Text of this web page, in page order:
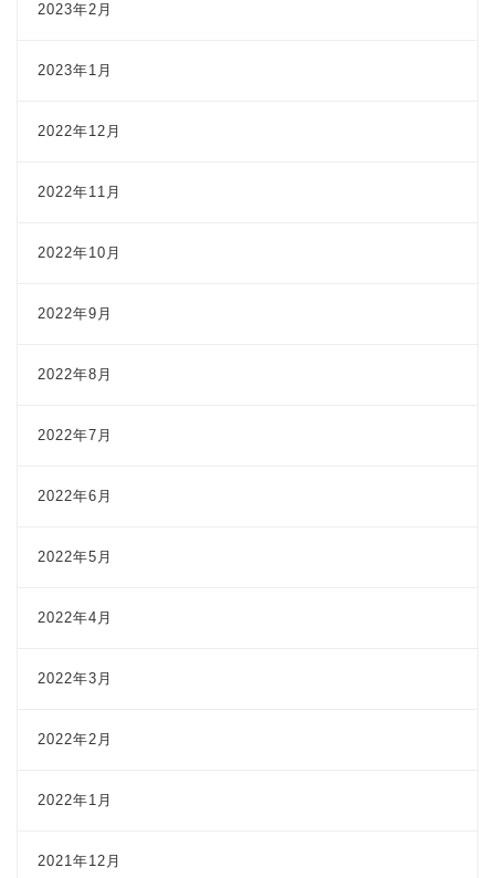
2023年2月
2023年1月
2022年12月
2022年11月
2022年10月
2022年9月
2022年8月
2022年7月
2022年6月
2022年5月
2022年4月
2022年3月
2022年2月
2022年1月
2021年12月